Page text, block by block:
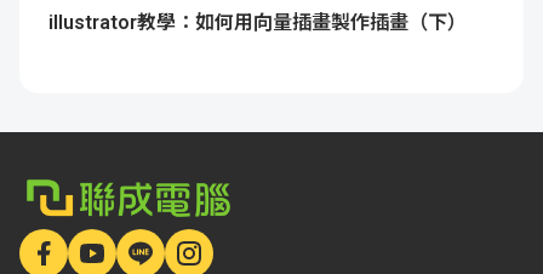
illustrator教學：如何用向量插畫製作插畫（下）